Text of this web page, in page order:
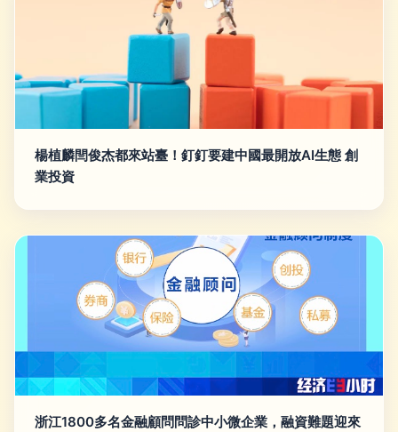
楊植麟閆俊杰都來站臺！釘釘要建中國最開放AI生態 創
業投資
浙江1800多名金融顧問問診中小微企業，融資難題迎來